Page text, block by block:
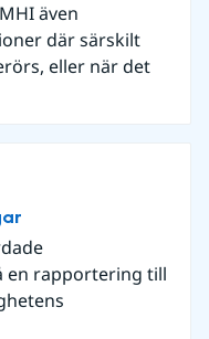
även
där särskilt
eller när det
en rapportering till